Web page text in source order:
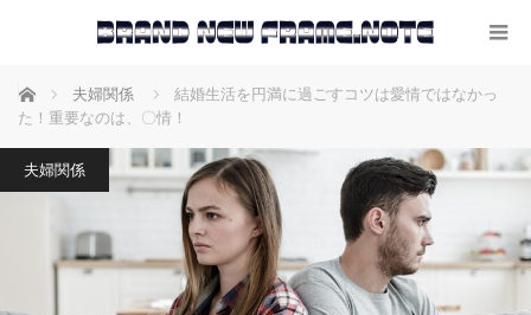
ホーム 夫婦関係
結婚生活を円満に過ごすコツは愛情ではなかっ
た！重要なのは、〇情！
夫婦関係